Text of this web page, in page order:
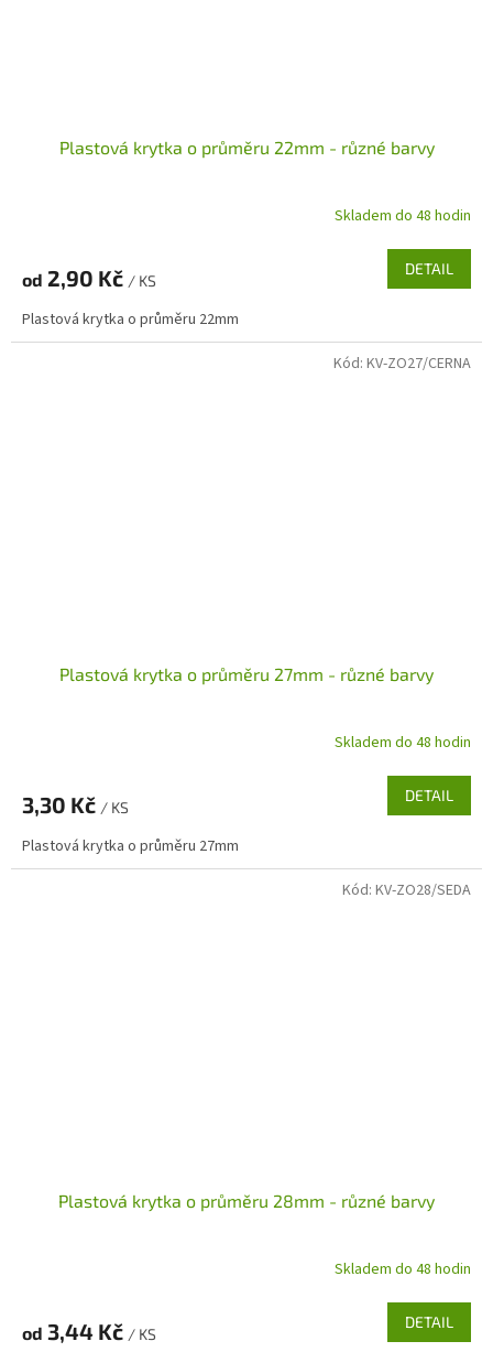
Plastová krytka o průměru 22mm - různé barvy
Skladem do 48 hodin
od 2,90 Kč / KS
DETAIL
Plastová krytka o průměru 22mm
Plastová krytka o průměru 27mm - různé barvy
Skladem do 48 hodin
3,30 Kč / KS
DETAIL
Plastová krytka o průměru 27mm
Kód: KV-ZO27/CERNA
Plastová krytka o průměru 28mm - různé barvy
Skladem do 48 hodin
od 3,44 Kč / KS
DETAIL
Kód: KV-ZO28/SEDA